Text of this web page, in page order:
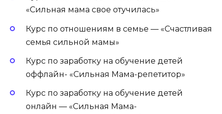
«Сильная мама свое отучилась»
Курс по отношениям в семье — «Счастливая
семья сильной мамы»
Курс по заработку на обучение детей
оффлайн- «Сильная Мама-репетитор»
Курс по заработку на обучение детей
онлайн — «Сильная Мама-